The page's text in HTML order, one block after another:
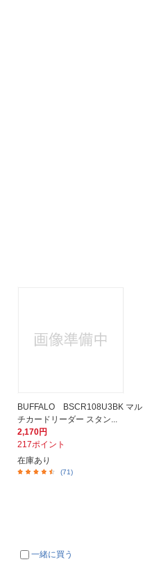
BUFFALO BSCR108U3BK マル
チカードリーダー スタン...
2,170円
217ポイント
在庫あり
(71)
一緒に買う